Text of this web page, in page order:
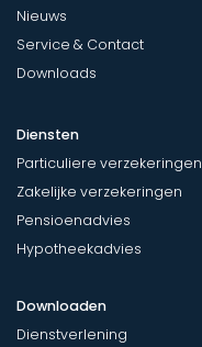
Nieuws
Service & Contact
Downloads
Diensten
Particuliere verzekeringen
Zakelijke verzekeringen
Pensioenadvies
Hypotheekadvies
Downloaden
Dienstverlening